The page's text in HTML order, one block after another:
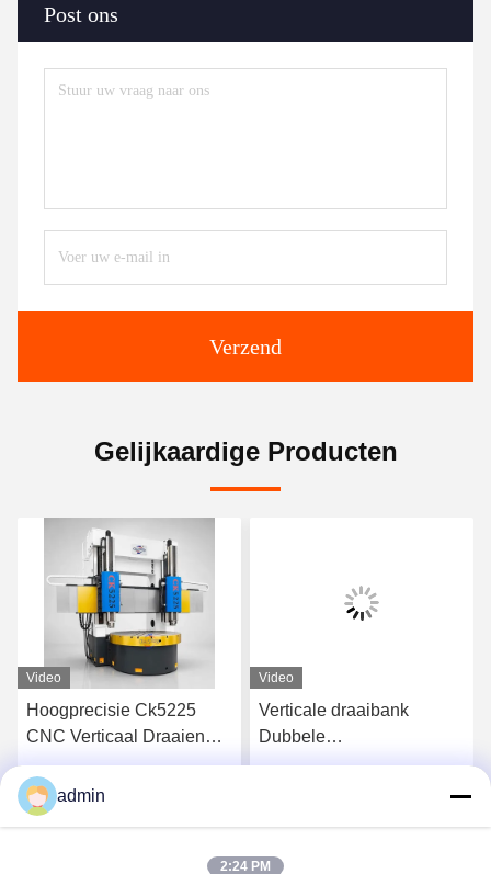
Post ons
Verzend
Gelijkaardige Producten
Video
Hoogprecisie Ck5225
CNC Verticaal Draaien
Machine Leverancier
Zwaar werk
Video
Verticale draaibank
Dubbele
gereedschapspalen CNC-
admin
2:24 PM